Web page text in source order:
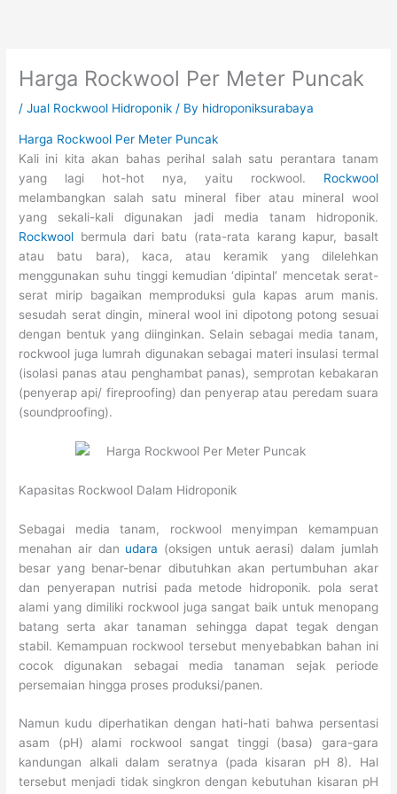
Harga Rockwool Per Meter Puncak
/Jual Rockwool Hidroponik / By hidroponiksurabaya
Harga Rockwool Per Meter Puncak
Kali ini kita akan bahas perihal salah satu perantara tanam
yang lagi hot-hot nya, yaitu rockwool. Rockwool
melambangkan salah satu mineral fiber atau mineral wool
yang sekali-kali digunakan jadi media tanam hidroponik.
Rockwool bermula dari batu (rata-rata karang kapur, basalt
atau batu bara), kaca, atau keramik yang dilelehkan
menggunakan suhu tinggi kemudian ‘dipintal’ mencetak serat-
serat mirip bagaikan memproduksi gula kapas arum manis.
sesudah serat dingin, mineral wool ini dipotong potong sesuai
dengan bentuk yang diinginkan. Selain sebagai media tanam,
rockwool juga lumrah digunakan sebagai materi insulasi termal
(isolasi panas atau penghambat panas), semprotan kebakaran
(penyerap api/ fireproofing) dan penyerap atau peredam suara
(soundproofing).
Kapasitas Rockwool Dalam Hidroponik
Sebagai media tanam, rockwool menyimpan kemampuan
menahan air dan udara (oksigen untuk aerasi) dalam jumlah
besar yang benar-benar dibutuhkan akan pertumbuhan akar
dan penyerapan nutrisi pada metode hidroponik. pola serat
alami yang dimiliki rockwool juga sangat baik untuk menopang
batang serta akar tanaman sehingga dapat tegak dengan
stabil. Kemampuan rockwool tersebut menyebabkan bahan ini
cocok digunakan sebagai media tanaman sejak periode
persemaian hingga proses produksi/panen.
Namun kudu diperhatikan dengan hati-hati bahwa persentasi
asam (pH) alami rockwool sangat tinggi (basa) gara-gara
kandungan alkali dalam seratnya (pada kisaran pH 8). Hal
tersebut menjadi tidak singkron dengan kebutuhan kisaran pH